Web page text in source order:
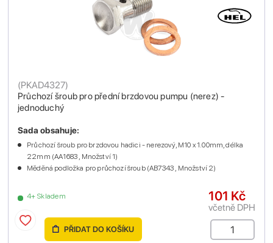
Průchozí šroub pro přední brzdovou pumpu (nerez) -
jednoduchý
(PKAD4327)
4+ Skladem
Sada obsahuje:
Průchozí šroub pro brzdovou hadici - nerezový, M10 x 1.00mm, délka
22mm (AA1683 , Množství 1)
Měděná podložka pro průchozí šroub (AB7343 , Množství 2)
101 Kč
včetně DPH
PŘIDAT DO KOŠÍKU